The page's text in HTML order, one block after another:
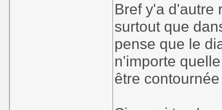
Bref y'a d'autre
surtout que
pense que le
n'importe
être